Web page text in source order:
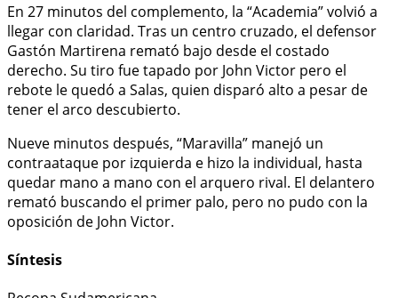
En 27 minutos del complemento, la “Academia” volvió a
llegar con claridad. Tras un centro cruzado, el defensor
Gastón Martirena remató bajo desde el costado
derecho. Su tiro fue tapado por John Victor pero el
rebote le quedó a Salas, quien disparó alto a pesar de
tener el arco descubierto.
Nueve minutos después, “Maravilla” manejó un
contraataque por izquierda e hizo la individual, hasta
quedar mano a mano con el arquero rival. El delantero
remató buscando el primer palo, pero no pudo con la
oposición de John Victor.
Síntesis